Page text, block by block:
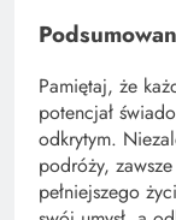
Pamiętaj, że
potencjał
odkrytym.
podróży,
pełniejszego